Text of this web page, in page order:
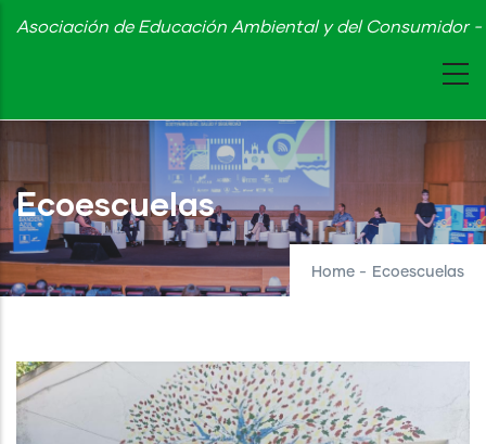
Skip
content
Asociación de Educación Ambiental y del Consumidor
Ecoescuelas
Home - Ecoescuelas